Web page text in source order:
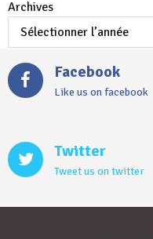
Archives
Facebook
Like us on facebook
Twitter
Tweet us on twitter